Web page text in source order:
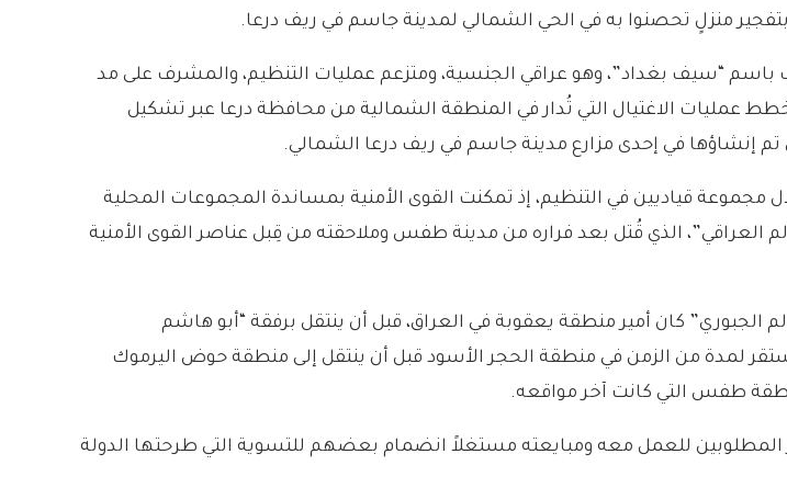
منزلٍ تحصنوا به في الحي الشمالي لمدينة جاسم في ريف درعا.
باسم “سيف بغداد”، وهو عراقي الجنسية، ومتزعم عمليات التنظيم، والمشرف على مد
عمليات الاغتيال التي تُدار في المنطقة الشمالية من محافظة درعا عبر تشكيل
إنشاؤها في إحدى مزارع مدينة جاسم في ريف درعا الشمالي.
مجموعة قياديين في التنظيم، إذ تمكنت القوى الأمنية بمساندة المجموعات المحلية
الذي قُتل بعد فراره من مدينة طفس وملاحقته من قِبل عناصر القوى الأمنية
الجبوري” كان أمير منطقة يعقوبة في العراق، قبل أن ينتقل برفقة “أبو هاشم
لمدة من الزمن في منطقة الحجر الأسود قبل أن ينتقل إلى منطقة حوض اليرموك
طفس التي كانت آخر مواقعه.
للعمل معه ومبايعته مستغلاً انضمام بعضهم للتسوية التي طرحتها الدولة